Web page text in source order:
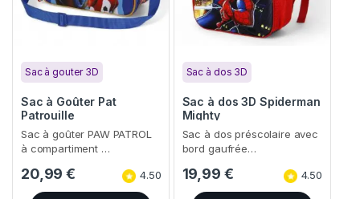
Sac à gouter 3D
Sac à Goûter Pat
Patrouille
Sac à goûter PAW PATROL
à compartiment …
20,99€ 4.50
Sac à dos 3D
Sac à dos 3D Spiderman
Mighty
Sac à dos préscolaire avec
bord gaufrée…
19,99 € 4.50